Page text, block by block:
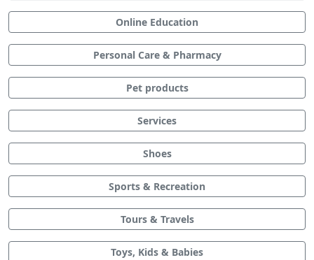
Online Education
Personal Care & Pharmacy
Pet products
Services
Shoes
Sports & Recreation
Tours & Travels
Toys, Kids & Babies